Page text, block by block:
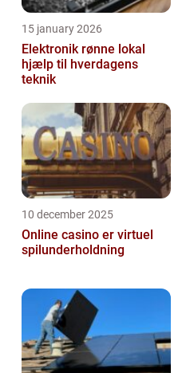
15 january 2026
Elektronik rønne lokal
hjælp til hverdagens
teknik
10 december 2025
Online casino er virtuel
spilunderholdning